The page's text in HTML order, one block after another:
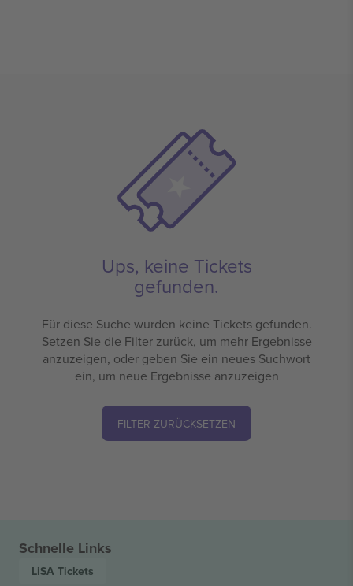
Ups, keine Tickets
gefunden.
Für diese Suche wurden keine Tickets gefunden.
Setzen Sie die Filter zurück, um mehr Ergebnisse
anzuzeigen, oder geben Sie ein neues Suchwort
ein, um neue Ergebnisse anzuzeigen
FILTER ZURÜCKSETZEN
Schnelle Links
LiSA Tickets